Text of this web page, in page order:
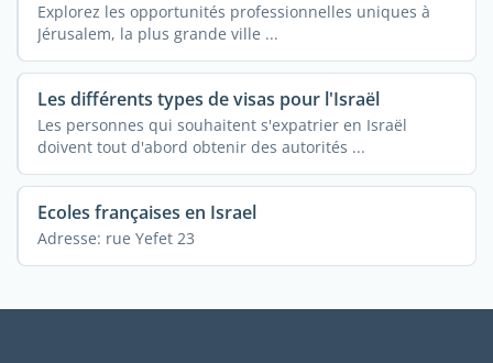
Explorez les opportunités professionnelles uniques à
Jérusalem, la plus grande ville ...
Les différents types de visas pour l'Israël
Les personnes qui souhaitent s'expatrier en Israël
doivent tout d'abord obtenir des autorités ...
Ecoles françaises en Israel
Adresse: rue Yefet 23